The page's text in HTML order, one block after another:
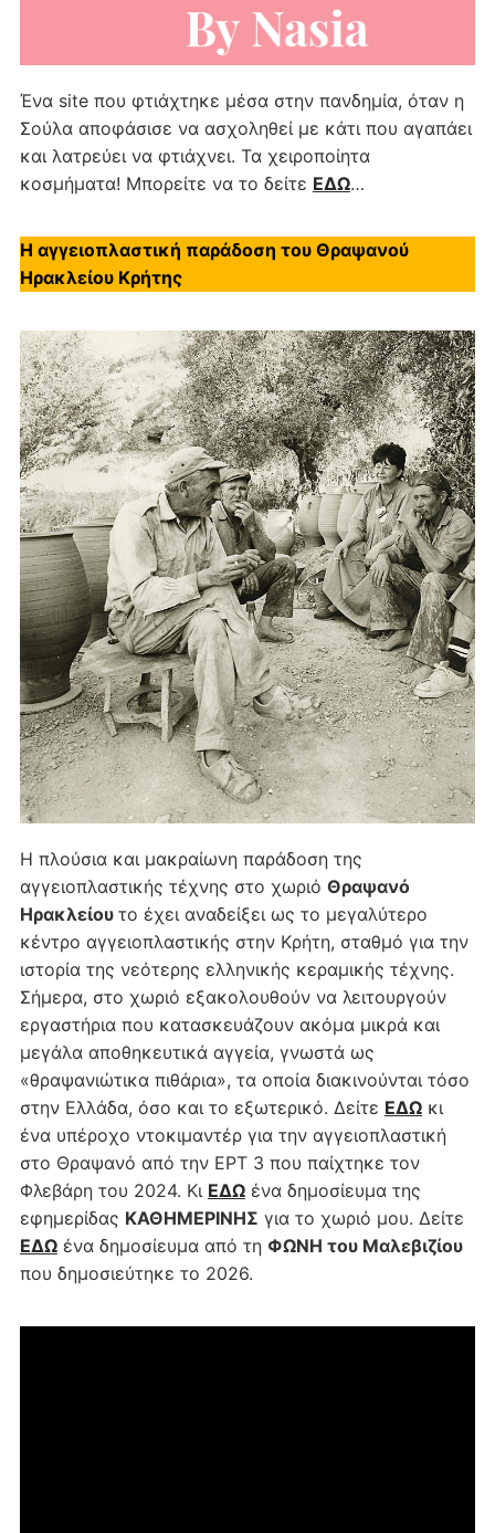
Ένα site που φτιάχτηκε μέσα στην πανδημία, όταν η
Σούλα αποφάσισε να ασχοληθεί με κάτι που αγαπάει
και λατρεύει να φτιάχνει. Τα χειροποίητα
κοσμήματα! Μπορείτε να το δείτε ΕΔΩ…
Η αγγειοπλαστική παράδοση του Θραψανού
Ηρακλείου Κρήτης
Η πλούσια και μακραίωνη παράδοση της
αγγειοπλαστικής τέχνης στο χωριό Θραψανό
Ηρακλείου το έχει αναδείξει ως το μεγαλύτερο
κέντρο αγγειοπλαστικής στην Κρήτη, σταθμό για την
ιστορία της νεότερης ελληνικής κεραμικής τέχνης.
Σήμερα, στο χωριό εξακολουθούν να λειτουργούν
εργαστήρια που κατασκευάζουν ακόμα μικρά και
μεγάλα αποθηκευτικά αγγεία, γνωστά ως
«θραψανιώτικα πιθάρια», τα οποία διακινούνται τόσο
στην Ελλάδα, όσο και το εξωτερικό. Δείτε ΕΔΩκι
ένα υπέροχο ντοκιμαντέρ για την αγγειοπλαστική
στο Θραψανό από την ΕΡΤ 3 που παίχτηκε τον
Φλεβάρη του 2024. Κι ΕΔΩένα δημοσίευμα της
εφημερίδας ΚΑΘΗΜΕΡΙΝΗΣ για το χωριό μου. Δείτε
ΕΔΩένα δημοσίευμα από τη ΦΩΝΗ του Μαλεβιζίου
που δημοσιεύτηκε το 2026.